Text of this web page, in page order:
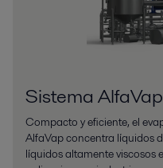
Sistema AlfaVap
Compacto y eficiente, el
AlfaVap concentra líquidos
líquidos altamente viscosos